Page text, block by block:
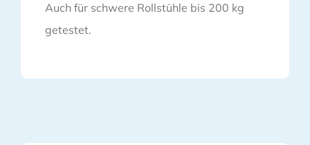
Auch für schwere Rollstühle bis 200 kg
getestet.